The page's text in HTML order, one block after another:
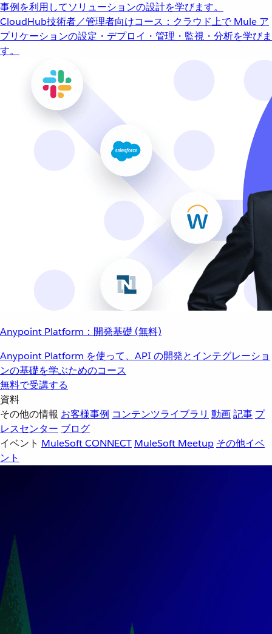
事例を利用してソリューションの設計を学びます。
CloudHub技術者／管理者向けコース：クラウド上で Mule ア
プリケーションの設定・デプロイ・管理・監視・分析を学びま
す。
Anypoint Platform：開発基礎 (無料)
Anypoint Platform を使って、API の開発とインテグレーショ
ンの基礎を学ぶためのコース
無料で受講する
資料
その他の情報 お客様事例 コンテンツライブラリ 動画記事 プ
レスセンター ブログ
イベント MuleSoft CONNECT MuleSoft Meetup その他イベ
ント